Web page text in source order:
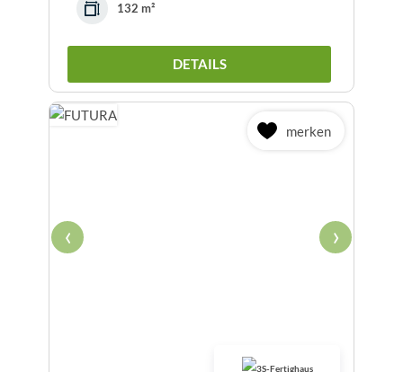
132 m²
DETAILS
merken
‹ ›